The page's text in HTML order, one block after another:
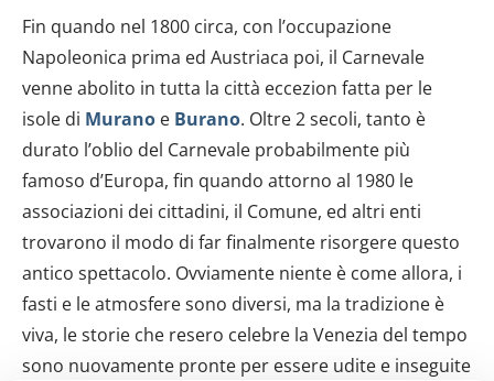
Fin quando nel 1800 circa, con l’occupazione
Napoleonica prima ed Austriaca poi, il Carnevale
venne abolito in tutta la città eccezion fatta per le
isole di Murano e Burano. Oltre 2 secoli, tanto è
durato l’oblio del Carnevale probabilmente più
famoso d’Europa, fin quando attorno al 1980 le
associazioni dei cittadini, il Comune, ed altri enti
trovarono il modo di far finalmente risorgere questo
antico spettacolo. Ovviamente niente è come allora, i
fasti e le atmosfere sono diversi, ma la tradizione è
viva, le storie che resero celebre la Venezia del tempo
sono nuovamente pronte per essere udite e inseguite